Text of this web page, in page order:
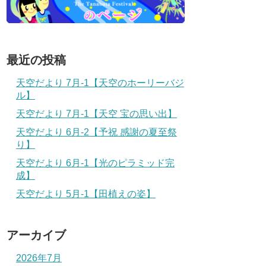
最近の投稿
天空だより 7月-1【天空のホーリーバジ
ル】
天空だより 7月-1【天空 宝の思い出】
天空だより 6月-2【予祝 感謝の夏至祭
り】
天空だより 6月-1【光のピラミッド完
成】
天空だより 5月-1【田植えの姿】
アーカイブ
2026年7月